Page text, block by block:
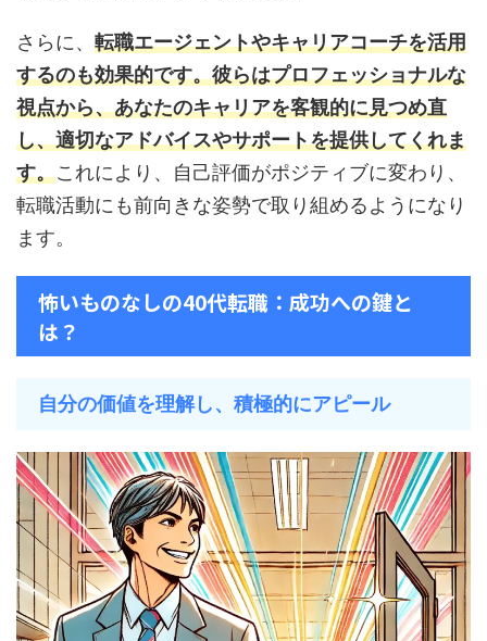
さらに、 転職エージェントやキャリアコーチを活用
するのも効果的です。彼らはプロフェッショナルな
視点から、あなたのキャリアを客観的に見つめ直
し、適切なアドバイスやサポートを提供してくれま
す。これにより、自己評価がポジティブに変わり、
転職活動にも前向きな姿勢で取り組めるようになり
ます。
怖いものなしの40代転職：成功への鍵と
は？
自分の価値を理解し、積極的にアピール